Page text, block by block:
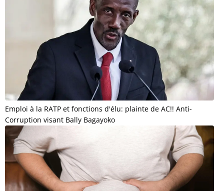
Emploi à la RATP et fonctions d'élu: plainte de AC!! Anti-
Corruption visant Bally Bagayoko